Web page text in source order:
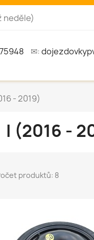
neděle)
✉:
- 2019)
I (2016 -
produktů: 8